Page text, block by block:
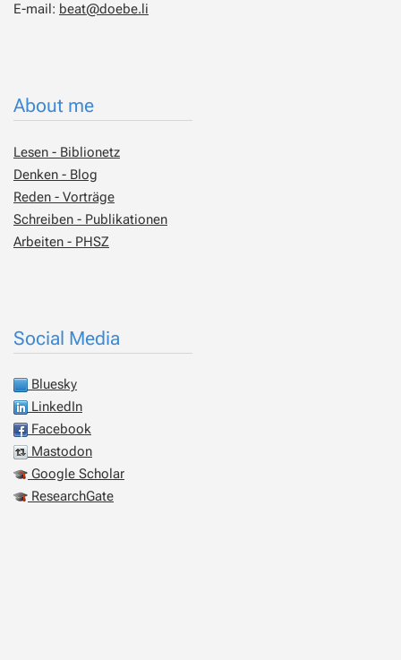
E-mail: beat@doebe.li
About me
Lesen - Biblionetz
Denken - Blog
Reden - Vorträge
Schreiben - Publikationen
Arbeiten - PHSZ
Social Media
Bluesky
LinkedIn
Facebook
Mastodon
Google Scholar
ResearchGate